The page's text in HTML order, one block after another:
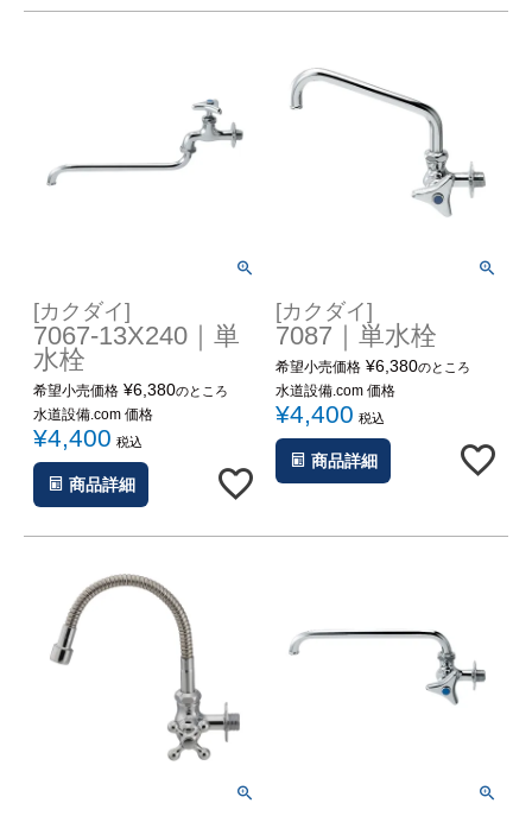
[カクダイ]
7067-13X240｜単
水栓
希望小売価格 ¥6,380のところ
水道設備.com 価格
¥4,400 税込
商品詳細
[カクダイ]
7087｜単水栓
希望小売価格 ¥6,380のところ
水道設備.com 価格
¥4,400 税込
商品詳細